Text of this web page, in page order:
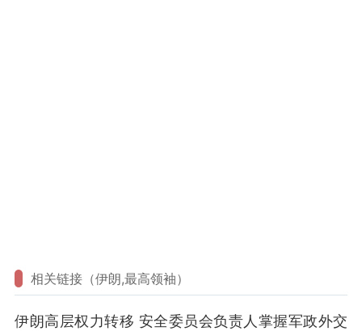
相关链接（伊朗,最高领袖）
伊朗高层权力转移 安全委员会负责人掌握军政外交